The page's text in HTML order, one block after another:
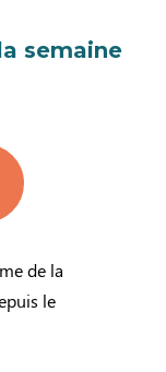
semaine
de la
le